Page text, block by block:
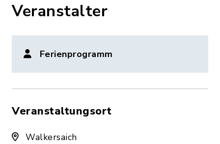
Veranstalter
Ferienprogramm
Veranstaltungsort
Walkersaich